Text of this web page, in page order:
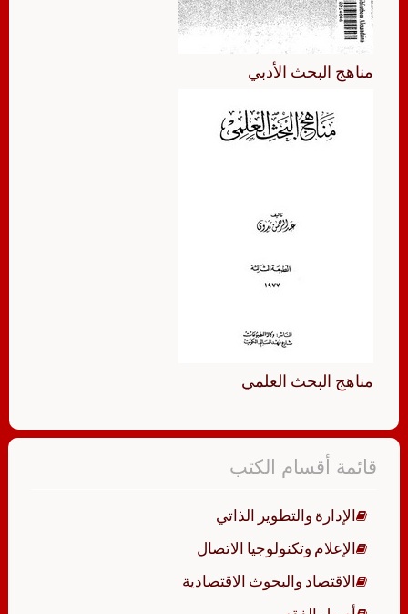
مناهج البحث الأدبي
مناهج البحث العلمي
قائمة أقسام الكتب
الإدارة والتطوير الذاتي
الإعلام وتكنولوجيا الاتصال
الاقتصاد والبحوث الاقتصادية